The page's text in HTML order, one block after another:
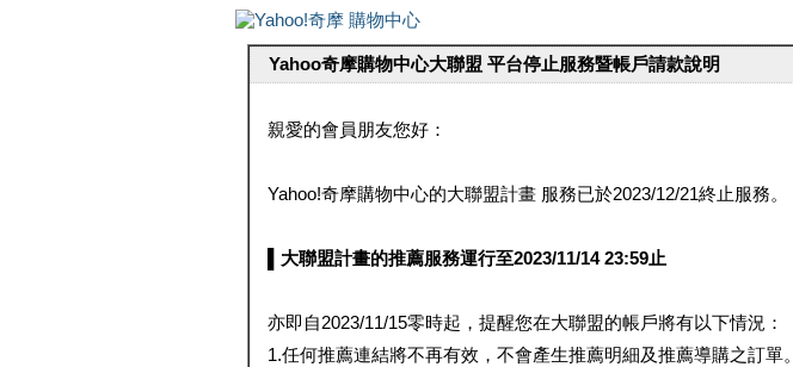
Yahoo奇摩購物中心大聯盟 平台停止服務暨帳戶請款說明
親愛的會員朋友您好：
Yahoo!奇摩購物中心的大聯盟計畫 服務已於2023/12/21終止服務。
▌大聯盟計畫的推薦服務運行至2023/11/14 23:59止
亦即自2023/11/15零時起，提醒您在大聯盟的帳戶將有以下情況：
1.任何推薦連結將不再有效，不會產生推薦明細及推薦導購之訂單。